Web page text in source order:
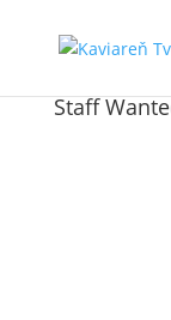
Staff